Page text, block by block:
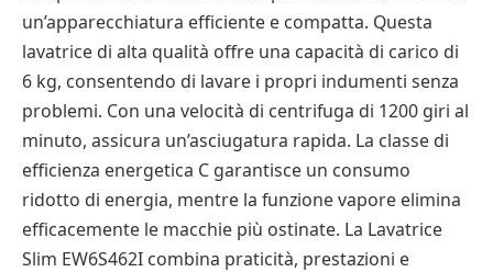
un’apparecchiatura efficiente e compatta. Questa
lavatrice di alta qualità offre una capacità di carico di
6 kg, consentendo di lavare i propri indumenti senza
problemi. Con una velocità di centrifuga di 1200 giri al
minuto, assicura un’asciugatura rapida. La classe di
efficienza energetica C garantisce un consumo
ridotto di energia, mentre la funzione vapore elimina
efficacemente le macchie più ostinate. La Lavatrice
Slim EW6S462I combina praticità, prestazioni e